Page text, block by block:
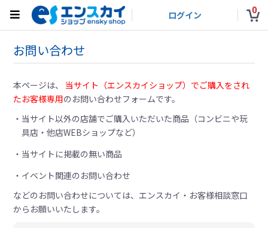
ログイン 0
お問い合わせ
本ページは、 当サイト（エンスカイショップ）でご購入をされ
たお客様専用のお問い合わせフォームです。
当サイト以外の店舗でご購入いただいた商品（コンビニや玩
具店・他店WEBショップなど）
当サイトに掲載の無い商品
イベント関連のお問い合わせ
などのお問い合わせについては、エンスカイ・お客様相談窓口
からお願いいたします。